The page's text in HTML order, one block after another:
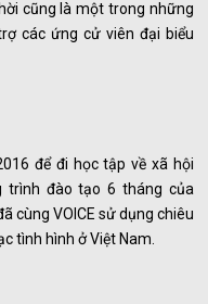
cũng là một trong những
các ứng cử viên đại biểu
để đi học tập về xã hội
trình đào tạo 6 tháng của
cùng VOICE sử dụng chiêu
tình hình ở Việt Nam.